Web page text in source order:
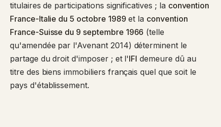
titulaires de participations significatives ; la convention
France-Italie du 5 octobre 1989 et la convention
France-Suisse du 9 septembre 1966 (telle
qu'amendée par l'Avenant 2014) déterminent le
partage du droit d'imposer ; et l'IFI demeure dû au
titre des biens immobiliers français quel que soit le
pays d'établissement.